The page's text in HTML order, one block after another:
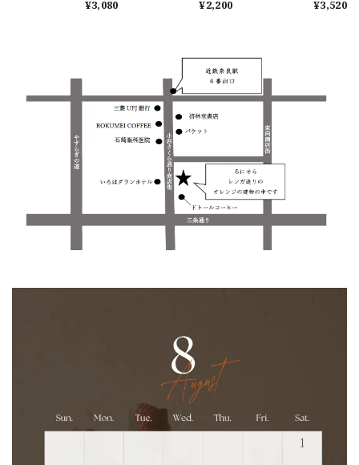
¥3,080 ¥2,200 ¥3,520